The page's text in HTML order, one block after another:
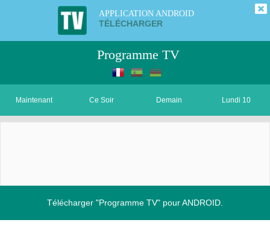
APPLICATION ANDROID
TÉLÉCHARGER
Programme TV
Maintenant Ce Soir Demain Lundi 10
Télécharger "Programme TV" pour ANDROID.